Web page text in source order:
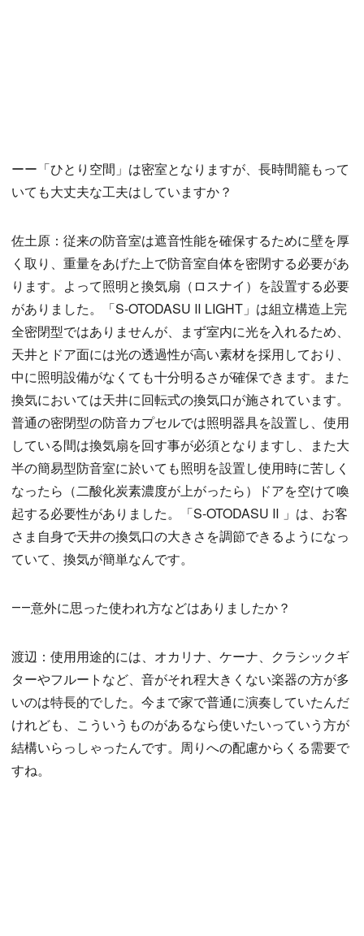
ーー「ひとり空間」は密室となりますが、長時間籠もって
いても大丈夫な工夫はしていますか？
佐土原：従来の防音室は遮音性能を確保するために壁を厚
く取り、重量をあげた上で防音室自体を密閉する必要があ
ります。よって照明と換気扇（ロスナイ）を設置する必要
がありました。「S-OTODASU Ⅱ LIGHT」は組立構造上完
全密閉型ではありませんが、まず室内に光を入れるため、
天井とドア面には光の透過性が高い素材を採用しており、
中に照明設備がなくても十分明るさが確保できます。また
換気においては天井に回転式の換気口が施されています。
普通の密閉型の防音カプセルでは照明器具を設置し、使用
している間は換気扇を回す事が必須となりますし、また大
半の簡易型防音室に於いても照明を設置し使用時に苦しく
なったら（二酸化炭素濃度が上がったら）ドアを空けて喚
起する必要性がありました。「S-OTODASU Ⅱ 」は、お客
さま自身で天井の換気口の大きさを調節できるようになっ
ていて、換気が簡単なんです。
――意外に思った使われ方などはありましたか？
渡辺：使用用途的には、オカリナ、ケーナ、クラシックギ
ターやフルートなど、音がそれ程大きくない楽器の方が多
いのは特長的でした。今まで家で普通に演奏していたんだ
けれども、こういうものがあるなら使いたいっていう方が
結構いらっしゃったんです。周りへの配慮からくる需要で
すね。